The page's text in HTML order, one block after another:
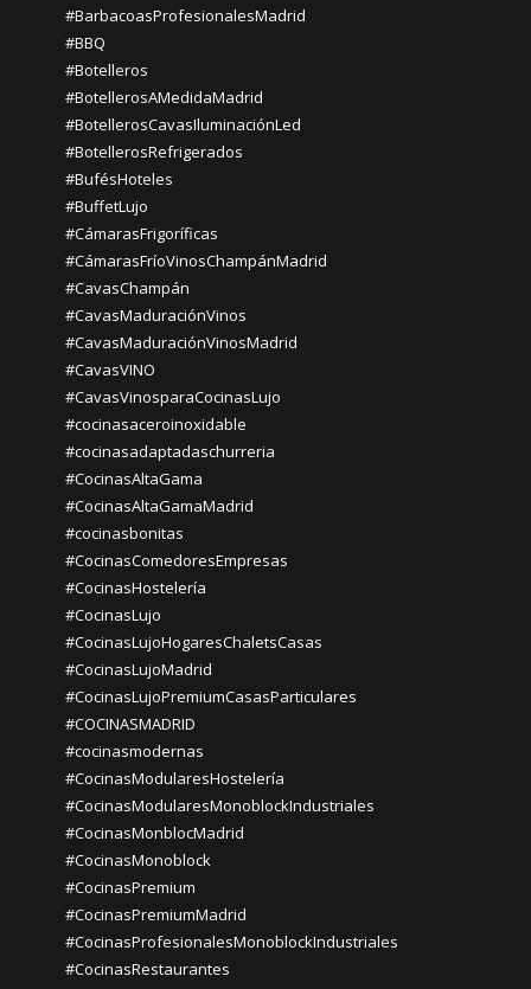
#BarbacoasProfesionalesMadrid
#BBQ
#Botelleros
#BotellerosAMedidaMadrid
#BotellerosCavasIluminaciónLed
#BotellerosRefrigerados
#BufésHoteles
#BuffetLujo
#CámarasFrigoríficas
#CámarasFríoVinosChampánMadrid
#CavasChampán
#CavasMaduraciónVinos
#CavasMaduraciónVinosMadrid
#CavasVINO
#CavasVinosparaCocinasLujo
#cocinasaceroinoxidable
#cocinasadaptadaschurreria
#CocinasAltaGama
#CocinasAltaGamaMadrid
#cocinasbonitas
#CocinasComedoresEmpresas
#CocinasHostelería
#CocinasLujo
#CocinasLujoHogaresChaletsCasas
#CocinasLujoMadrid
#CocinasLujoPremiumCasasParticulares
#COCINASMADRID
#cocinasmodernas
#CocinasModularesHostelería
#CocinasModularesMonoblockIndustriales
#CocinasMonblocMadrid
#CocinasMonoblock
#CocinasPremium
#CocinasPremiumMadrid
#CocinasProfesionalesMonoblockIndustriales
#CocinasRestaurantes